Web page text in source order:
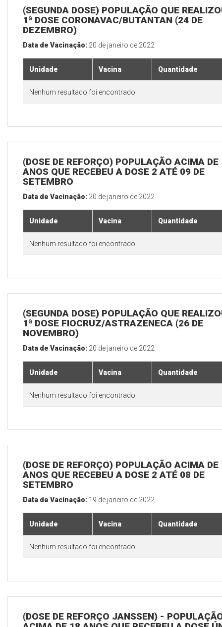
(SEGUNDA DOSE) POPULAÇÃO QUE
1ª DOSE CORONAVAC/BUTANTAN (24 DE
DEZEMBRO)
Data de Vacinação: 20 de janeiro de 2022
Unidade Vacina Quantidade
Nenhum resultado foi encontrado.
(DOSE DE REFORÇO) POPULAÇÃO ACIMA DE
ANOS QUE RECEBEU A DOSE 2 ATÉ 09 DE
SETEMBRO
Data de Vacinação: 20 de janeiro de 2022
Unidade Vacina Quantidade
Nenhum resultado foi encontrado.
(SEGUNDA DOSE) POPULAÇÃO QUE
1ª DOSE FIOCRUZ/ASTRAZENECA (26 DE
NOVEMBRO)
Data de Vacinação: 20 de janeiro de 2022
Unidade Vacina Quantidade
Nenhum resultado foi encontrado.
(DOSE DE REFORÇO) POPULAÇÃO ACIMA DE
ANOS QUE RECEBEU A DOSE 2 ATÉ 08 DE
SETEMBRO
Data de Vacinação: 19 de janeiro de 2022
Unidade Vacina Quantidade
Nenhum resultado foi encontrado.
(DOSE DE REFORÇO JANSSEN) -